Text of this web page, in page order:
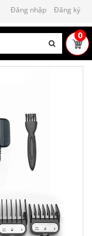
Đăng nhập Đăng ký
0